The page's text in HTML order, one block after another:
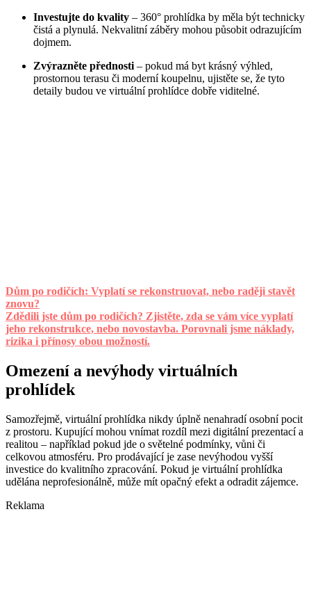
Investujte do kvality – 360° prohlídka by měla být technicky
čistá a plynulá. Nekvalitní záběry mohou působit odrazujícím
dojmem.
Zvýrazněte přednosti – pokud má byt krásný výhled,
prostornou terasu či moderní koupelnu, ujistěte se, že tyto
detaily budou ve virtuální prohlídce dobře viditelné.
Dům po rodičích: Vyplatí se rekonstruovat, nebo raději stavět
znovu?
Zdědili jste dům po rodičích? Zjistěte, zda se vám více vyplatí
jeho rekonstrukce, nebo novostavba. Porovnali jsme náklady,
rizika i přínosy obou možností.
Omezení a nevýhody virtuálních
prohlídek
Samozřejmě, virtuální prohlídka nikdy úplně nenahradí osobní pocit
z prostoru. Kupující mohou vnímat rozdíl mezi digitální prezentací a
realitou – například pokud jde o světelné podmínky, vůni či
celkovou atmosféru. Pro prodávající je zase nevýhodou vyšší
investice do kvalitního zpracování. Pokud je virtuální prohlídka
udělána neprofesionálně, může mít opačný efekt a odradit zájemce.
Reklama